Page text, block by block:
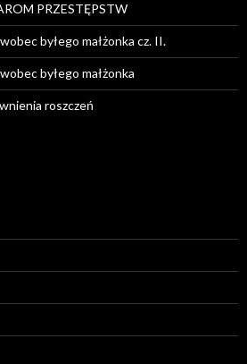
PRZESTĘPSTW
byłego małżonka cz. II.
byłego małżonka
roszczeń